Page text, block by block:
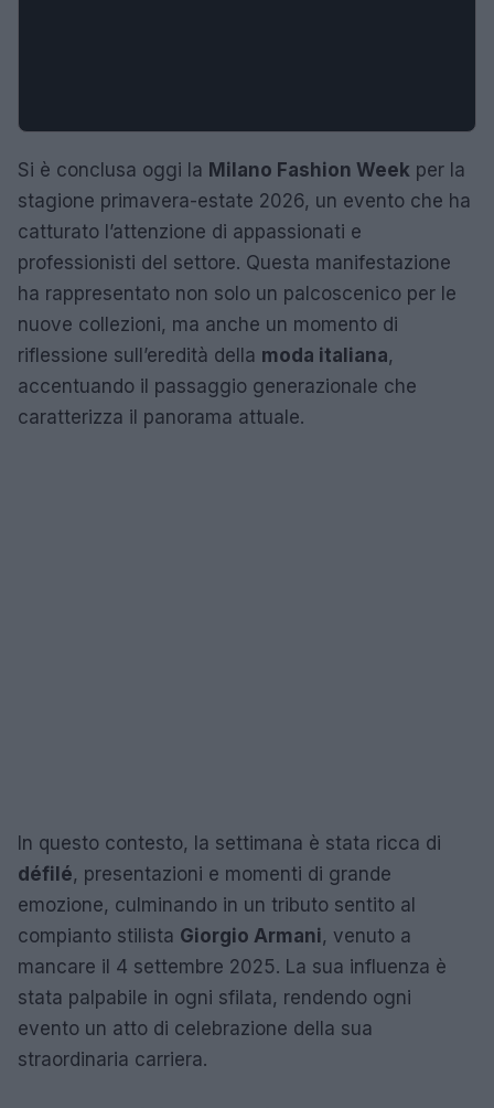
Si è conclusa oggi la Milano Fashion Week per la
stagione primavera-estate 2026, un evento che ha
catturato l’attenzione di appassionati e
professionisti del settore. Questa manifestazione
ha rappresentato non solo un palcoscenico per le
nuove collezioni, ma anche un momento di
riflessione sull’eredità della moda italiana,
accentuando il passaggio generazionale che
caratterizza il panorama attuale.
In questo contesto, la settimana è stata ricca di
défilé, presentazioni e momenti di grande
emozione, culminando in un tributo sentito al
compianto stilista Giorgio Armani, venuto a
mancare il 4 settembre 2025. La sua influenza è
stata palpabile in ogni sfilata, rendendo ogni
evento un atto di celebrazione della sua
straordinaria carriera.